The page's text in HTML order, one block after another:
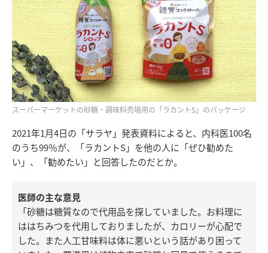
スーパーマーケットの砂糖・調味料売場用の「ラカントS」のパッケージ
2021年1月4日の「サラヤ」発表資料によると、内科医100名
のうち99％が、「ラカントS」を他の人に「ぜひ勧めた
い」、「勧めたい」と回答したのだとか。
医師の主な意見
「砂糖は糖質なので代用品を探していました。お料理に
ははちみつを代用しておりましたが、カロリーが心配で
した。また人工甘味料は体に悪いという話があり困って